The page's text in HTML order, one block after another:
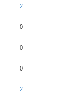
2
0
0
0
2